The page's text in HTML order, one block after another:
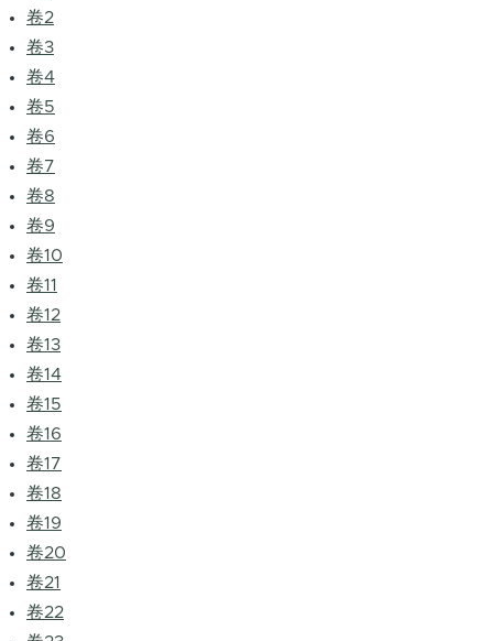
卷2
卷3
卷4
卷5
卷6
卷7
卷8
卷9
卷10
卷11
卷12
卷13
卷14
卷15
卷16
卷17
卷18
卷19
卷20
卷21
卷22